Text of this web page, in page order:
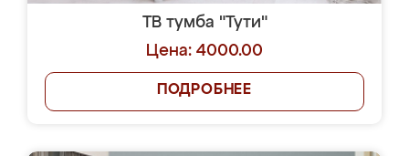
ТВ тумба "Тути"
Цена: 4000.00
ПОДРОБНЕЕ